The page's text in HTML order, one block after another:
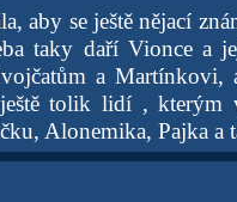
aby se ještě nějací
taky daří Vionce a
a Martínkovi,
tolik lidí , kterým
Alonemika, Pajka a